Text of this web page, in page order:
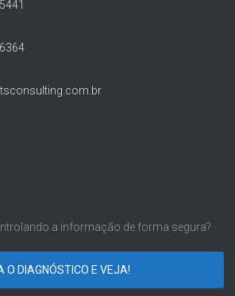
a informação de forma segura?
O DIAGNÓSTICO E VEJA!